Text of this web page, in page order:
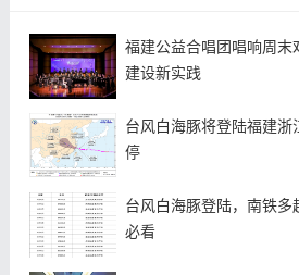
福建公益合唱团唱响周末
建设新实践
台风白海豚将登陆福建浙
停
台风白海豚登陆，南铁
必看